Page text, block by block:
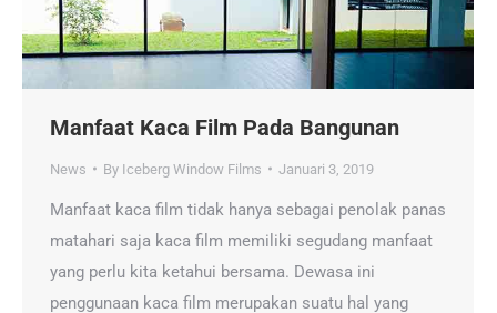
Manfaat Kaca Film Pada Bangunan
News By Iceberg Window Films Januari 3, 2019
Manfaat kaca film tidak hanya sebagai penolak panas
matahari saja kaca film memiliki segudang manfaat
yang perlu kita ketahui bersama. Dewasa ini
penggunaan kaca film merupakan suatu hal yang